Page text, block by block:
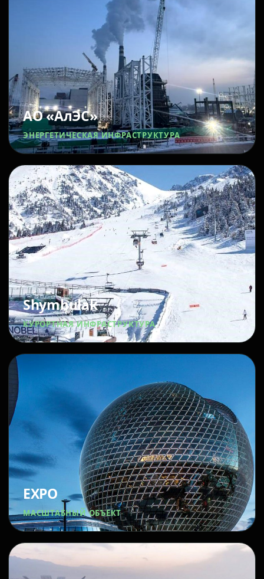
АО «АлЭС»
ЭНЕРГЕТИЧЕСКАЯ ИНФРАСТРУКТУРА
Shymbulak
КУРОРТНАЯ ИНФРАСТРУКТУРА
EXPO
МАСШТАБНЫЙ ОБЪЕКТ